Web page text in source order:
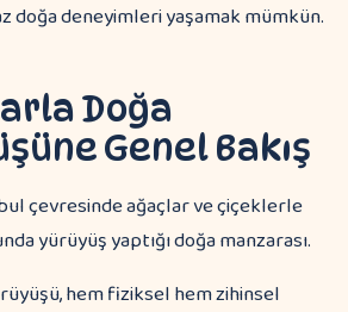
deneyimleri yaşamak mümkün.
Doğa
Genel Bakış
hem fiziksel hem zihinsel